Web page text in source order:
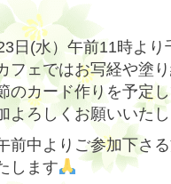
日(水）午前11時より
フェではお写経や塗
のカード作りを予定
よろしくお願いいた
前中よりご参加下さ
します